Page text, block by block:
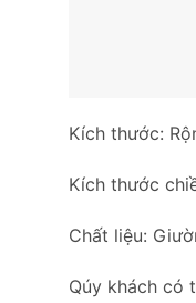
Kích thước:
Kích thước
Chất liệu:
Qúy khách có